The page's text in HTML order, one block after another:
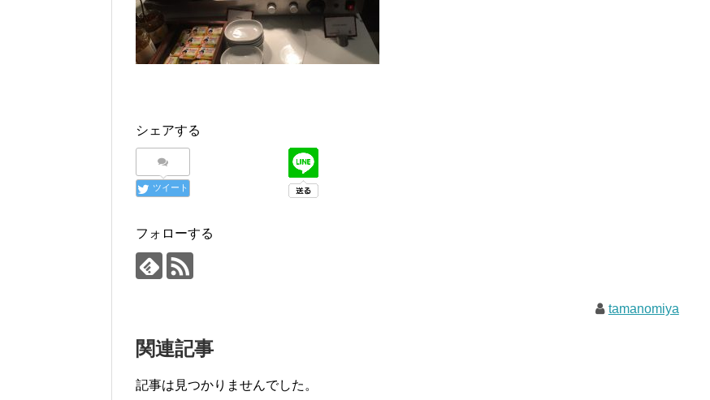
シェアする
ツイート
フォローする
tamanomiya
関連記事
記事は見つかりませんでした。